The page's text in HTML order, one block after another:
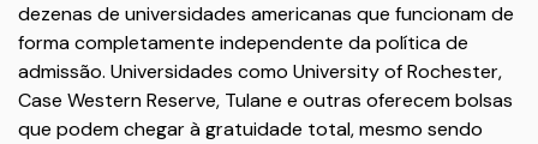
dezenas de universidades americanas que funcionam de
forma completamente independente da política de
admissão. Universidades como University of Rochester,
Case Western Reserve, Tulane e outras oferecem bolsas
que podem chegar à gratuidade total, mesmo sendo